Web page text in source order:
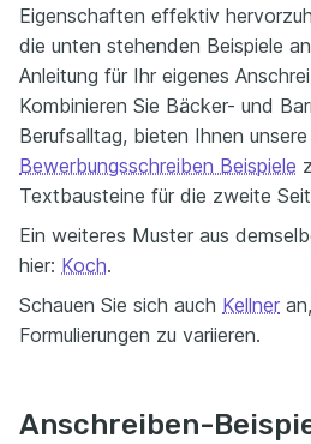
Eigenschaften effektiv
die unten stehenden Beispiele
Anleitung für Ihr eigenes
Kombinieren Sie Bäcker- und
Berufsalltag, bieten Ihnen unsere
Bewerbungsschreiben Beispiele
Textbausteine für die zweite
Ein weiteres Muster aus
hier: Koch.
Schauen Sie sich auch Kellner
Formulierungen zu variieren.
Anschreiben-